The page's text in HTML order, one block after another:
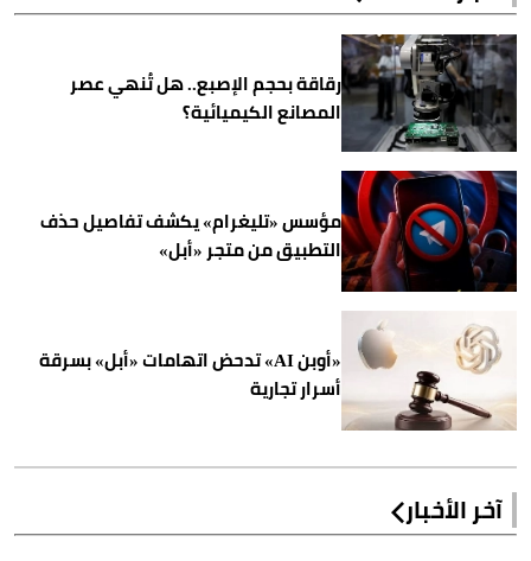
رقاقة بحجم الإصبع.. هل تُنهي عصر
المصانع الكيميائية؟
مؤسس «تليغرام» يكشف تفاصيل حذف
التطبيق من متجر «أبل»
«أوبن AI» تدحض اتهامات «أبل» بسرقة
أسرار تجارية
آخر الأخبار